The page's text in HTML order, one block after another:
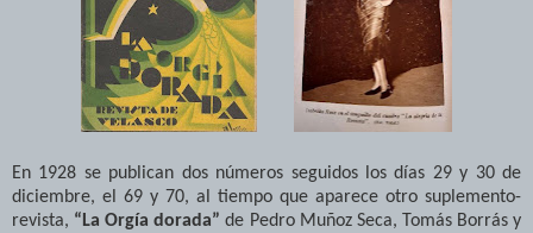
En 1928 se publican dos números seguidos los días 29 y 30 de
diciembre, el 69 y 70, al tiempo que aparece otro suplemento-
revista, “La Orgía dorada” de Pedro Muñoz Seca, Tomás Borrás y